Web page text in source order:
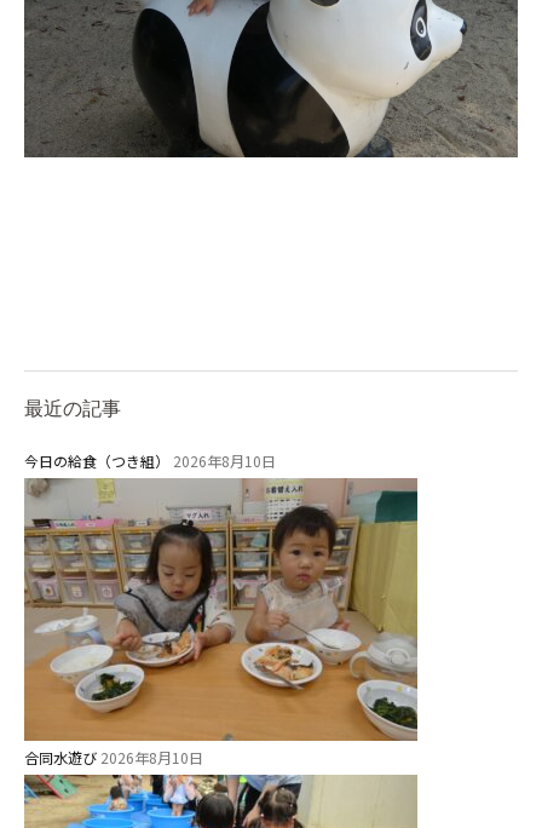
最近の記事
今日の給食（つき組） 2026年8月10日
合同水遊び 2026年8月10日
今日の幼稚園
園児募集要項
教職員募集
課外教室
教育と保育
美⽊多幼稚園の理想
園の1⽇
年間⾏事
預かり保育［ヒラソル ]
美⽊多チコス
美⽊多チコスについて